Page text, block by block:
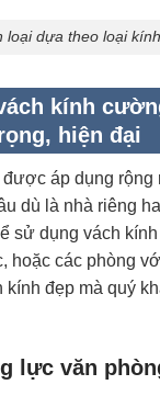
loại dựa theo loại kính
kính
hiện đại
áp dụng rộng
dù là nhà riêng
sử dụng vách
hoặc các phòng
kính đẹp mà quý
lực văn